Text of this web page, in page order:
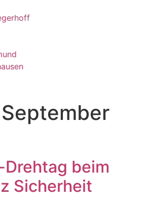
Drehtag beim
Sicherheit